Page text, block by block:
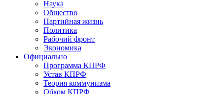
Наука
Общество
Партийная жизнь
Политика
Рабочий фронт
Экономика
Официально
Программа КПРФ
Устав КПРФ
Теория коммунизма
Обком КПРФ